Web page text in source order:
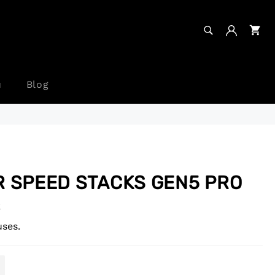
RECHERCHE
Recherche
Blog
SPEED STACKS GEN5 PRO